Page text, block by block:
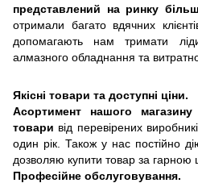
представлений на ринку
отримали багато вдячних
допомагають нам тримати
алмазного обладнання та
Якісні товари та доступні ціни.
Асортимент нашого
товари від перевірених
один рік. Також у нас постійно
дозволяю купити товар за гарною
Професійне обслуговування.